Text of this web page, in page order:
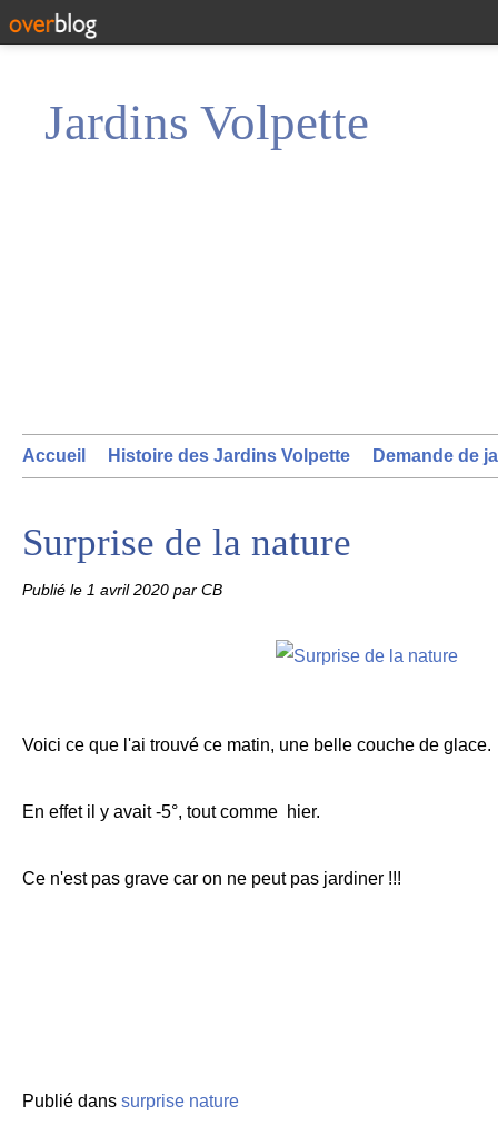
Jardins Volpette
Accueil Histoire des Jardins Volpette Demande de
Surprise de la nature
Publié le 1 avril 2020 par CB
Voici ce que l'ai trouvé ce matin, une belle couche de glace.
En effet il y avait -5°, tout comme hier.
Ce n'est pas grave car on ne peut pas jardiner !!!
Publié dans surprise nature